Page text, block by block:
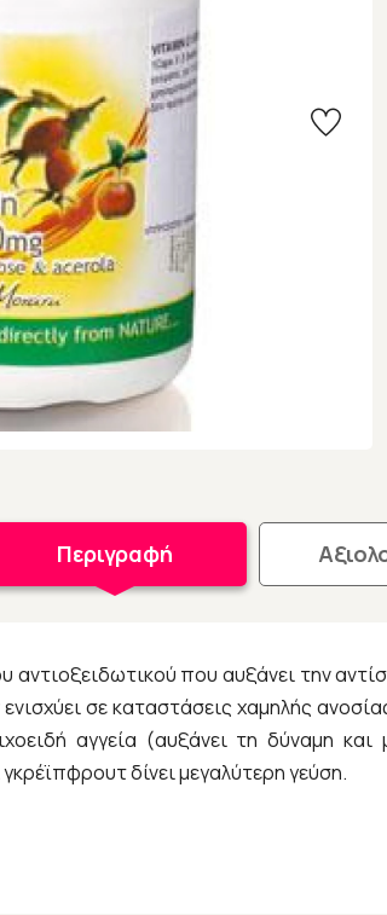
Περιγραφή
αντιοξειδωτικού που αυξάνει την
σε καταστάσεις χαμηλής
αγγεία (αυξάνει τη δύναμη
δίνει μεγαλύτερη γεύση.